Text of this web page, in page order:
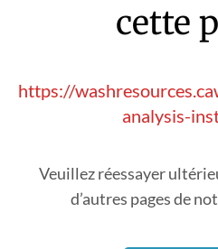
cette
https://
analysis-
Veuillez réessayer
d’autres pages de